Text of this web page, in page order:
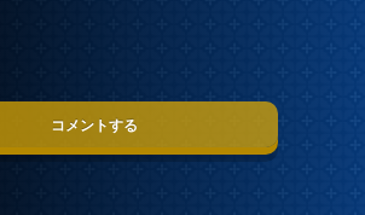
コメントする